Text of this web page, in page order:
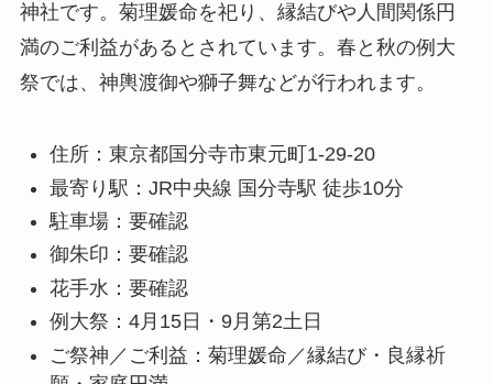
神社です。菊理媛命を祀り、縁結びや人間関係円
満のご利益があるとされています。春と秋の例大
祭では、神輿渡御や獅子舞などが行われます。
住所：東京都国分寺市東元町1-29-20
最寄り駅：JR中央線 国分寺駅 徒歩10分
駐車場：要確認
御朱印：要確認
花手水：要確認
例大祭：4月15日・9月第2土日
ご祭神／ご利益：菊理媛命／縁結び・良縁祈